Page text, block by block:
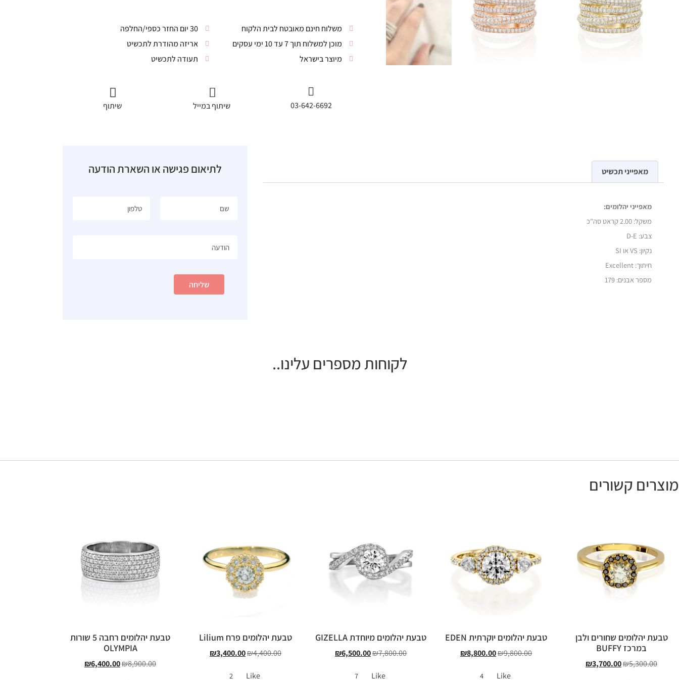
משלוח חינם מאובטח לבית הלקוח
מוכן למשלוח תוך 7 עד 10 ימי עסקים
מיוצר בישראל
30 יום החזר כספי/החלפה
אריזה מהודרת לתכשיט
תעודה לתכשיט
03-642-6692 שיתוף במייל שיתוף
מאפייני תכשיט
מאפייני יהלומים:
משקל: 2.00 קראט סה"כ
צבע: D-E
נקיון: VS או SI
חיתוך: Excellent
מספר אבנים: 179
לתיאום פגישה או השארת הודעה
שליחה
לקוחות מספרים עלינו..
מוצרים קשורים
טבעת יהלומים שחורים ולבן
במרכז BUFFY
₪5,300.00
₪3,700.00
טבעת יהלומים יוקרתית EDEN
₪9,800.00
₪8,800.00
Like
4
טבעת יהלומים מיוחדת GIZELLA
₪7,800.00
₪6,500.00
Like
7
טבעת יהלומים פרח Lilium
₪4,400.00
₪3,400.00
Like
2
טבעת יהלומים רחבה 5 שורות
OLYMPIA
₪8,900.00
₪6,400.00